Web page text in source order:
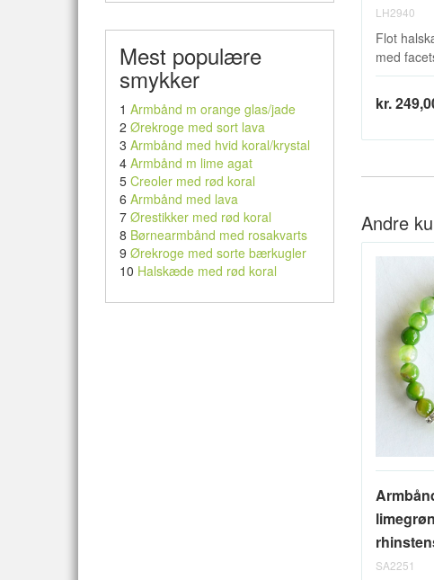
Mest populære
smykker
1 Armbånd m orange glas/jade
2 Ørekroge med sort lava
3 Armbånd med hvid koral/krystal
4 Armbånd m lime agat
5 Creoler med rød koral
6 Armbånd med lava
7 Ørestikker med rød koral
8 Børnearmbånd med rosakvarts
9 Ørekroge med sorte bærkugler
10 Halskæde med rød koral
LH2940
Flot
med
kr.
Andre
SA2251